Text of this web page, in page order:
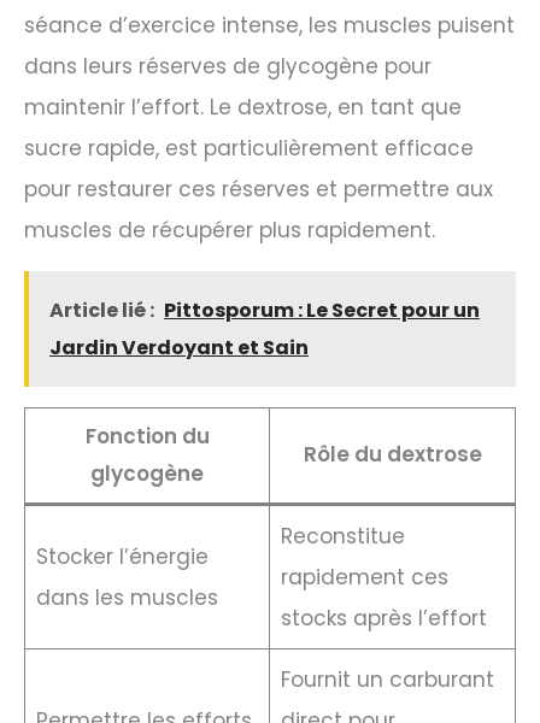
séance d’exercice intense, les muscles puisent
dans leurs réserves de glycogène pour
maintenir l’effort. Le dextrose, en tant que
sucre rapide, est particulièrement efficace
pour restaurer ces réserves et permettre aux
muscles de récupérer plus rapidement.
Article lié : Pittosporum : Le Secret pour un
Jardin Verdoyant et Sain
Fonction du
glycogène
Rôle du dextrose
Stocker l’énergie
dans les muscles
Reconstitue
rapidement ces
stocks après l’effort
Fournit un carburant